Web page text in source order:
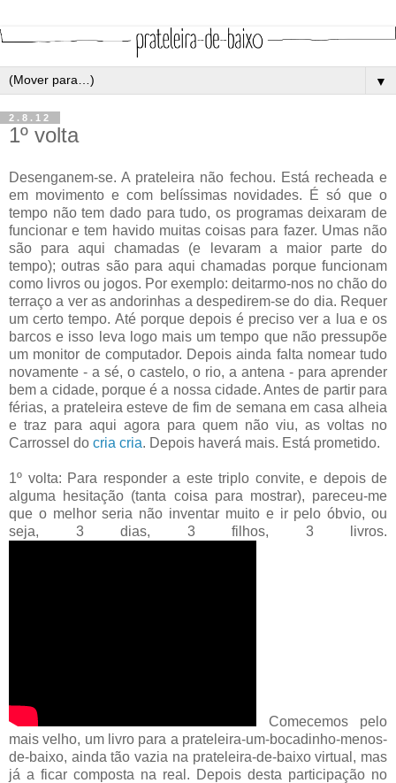
▼
2.8.12
1º volta
Desenganem-se. A prateleira não fechou. Está recheada e
em movimento e com belíssimas novidades. É só que o
tempo não tem dado para tudo, os programas deixaram de
funcionar e tem havido muitas coisas para fazer. Umas não
são para aqui chamadas (e levaram a maior parte do
tempo); outras são para aqui chamadas porque funcionam
como livros ou jogos. Por exemplo: deitarmo-nos no chão do
terraço a ver as andorinhas a despedirem-se do dia. Requer
um certo tempo. Até porque depois é preciso ver a lua e os
barcos e isso leva logo mais um tempo que não pressupõe
um monitor de computador. Depois ainda falta nomear tudo
novamente - a sé, o castelo, o rio, a antena - para aprender
bem a cidade, porque é a nossa cidade. Antes de partir para
férias, a prateleira esteve de fim de semana em casa alheia
e traz para aqui agora para quem não viu, as voltas no
Carrossel do cria cria. Depois haverá mais. Está prometido.
1º volta: Para responder a este triplo convite, e depois de
alguma hesitação (tanta coisa para mostrar), pareceu-me
que o melhor seria não inventar muito e ir pelo óbvio, ou
seja, 3 dias, 3 filhos, 3 livros.
Comecemos pelo
mais velho, um livro para a prateleira-um-bocadinho-menos-
de-baixo, ainda tão vazia na prateleira-de-baixo virtual, mas
já a ficar composta na real. Depois desta participação no